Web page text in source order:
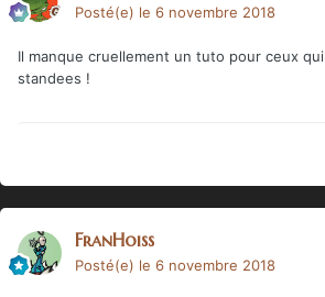
Posté(e) le 6 novembre 2018
Il manque cruellement un tuto pour ceux
standees !
FranHoiss
Posté(e) le 6 novembre 2018